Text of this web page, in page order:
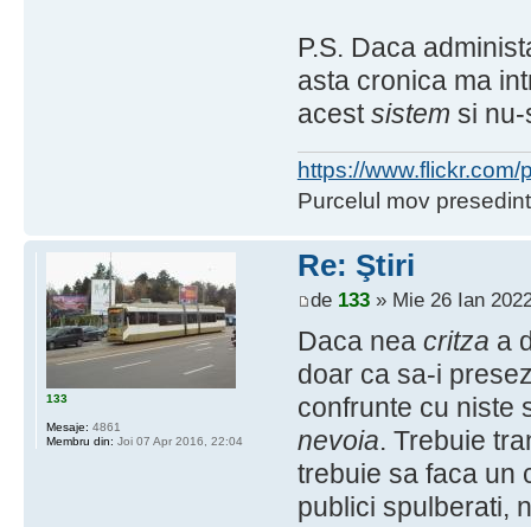
P.S. Daca
asta cronica ma
acestsistem si
https://
Purcelul mov
Re: Ştiri
de 133» Mie 26 Ian
Daca nea critza a
doar ca sa-i
confrunte cu niste
nevoia. Trebuie
trebuie sa faca un
publici spulberati,
133
Mesaje: 4861
Membru din: Joi 07 Apr 2016, 22:04